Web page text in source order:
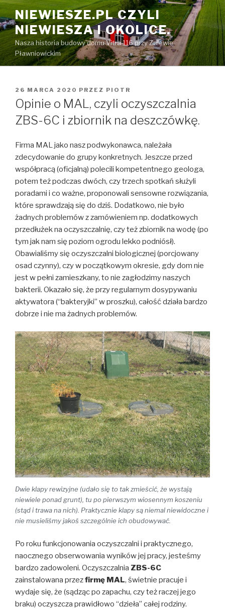
Przeskocz
do
treści
NIEWIESZE.PL CZYLI
NIEWIESZA I OKOLICE.
Nasza historia budowy domu Vitra 116 przy Zalewie
Pławniowickim
OPUBLIKOWANE
W
26 MARCA 2020 PRZEZ PIOTR
Opinie o MAL, czyli oczyszczalnia
ZBS-6C i zbiornik na deszczówkę.
Firma MAL jako nasz podwykonawca, należała
zdecydowanie do grupy konkretnych. Jeszcze przed
współpracą (oficjalną) polecili kompetentnego geologa,
potem też podczas dwóch, czy trzech spotkań służyli
poradami i co ważne, proponowali sensowne rozwiązania,
które sprawdzają się do dziś. Dodatkowo, nie było
żadnych problemów z zamówieniem np. dodatkowych
przedłużek na oczyszczalnię, czy też zbiornik na wodę (po
tym jak nam się poziom ogrodu lekko podniósł).
Obawialiśmy się oczyszczalni biologicznej (porcjowany
osad czynny), czy w początkowym okresie, gdy dom nie
jest w pełni zamieszkany, to nie zagłodzimy naszych
bakterii. Okazało się, że przy regularnym dosypywaniu
aktywatora (“bakteryjki” w proszku), całość działa bardzo
dobrze i nie ma żadnych problemów.
Dwie klapy rewizyjne (udało się to tak zmieścić, że wystają
niewiele ponad grunt), tu po pierwszym wiosennym koszeniu
(stąd i trawa na nich). Praktycznie klapy są niemal niewidoczne i
nie musieliśmy jakoś szczególnie ich obudowywać.
Po roku funkcjonowania oczyszczalni i praktycznego,
naocznego obserwowania wyników jej pracy, jesteśmy
bardzo zadowoleni. Oczyszczalnia ZBS-6C
zainstalowana przezfirmę MAL, świetnie pracuje i
wydaje się, że (sądząc po zapachu, czy też raczej jego
braku) oczyszcza prawidłowo “dzieła” całej rodziny.